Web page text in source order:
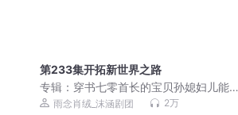
第233集开拓新世界之路
专辑： 穿书七零首长的宝贝孙媳妇儿能
挣钱 | 年代种田| 系统 |爆笑爽文 |VIP免
雨念肖绒_沫涵剧团 2万